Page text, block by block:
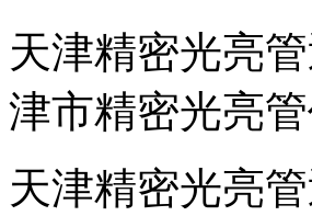
天津精密光亮
津市精密光亮
天津精密光亮